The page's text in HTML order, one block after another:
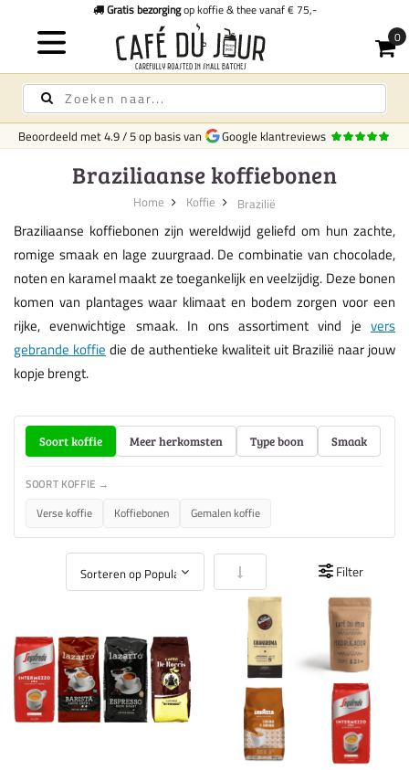
Gratis bezorgingop koffie & thee vanaf € 75,-
Beoordeeld met4.9/5op basis van Google klantreviews
Braziliaanse koffiebonen
Home Koffie Brazilië
Braziliaanse koffiebonen zijn wereldwijd geliefd om hun zachte,
romige smaak en lage zuurgraad. De combinatie van chocolade,
noten en karamel maakt ze toegankelijk en veelzijdig. Deze bonen
komen van plantages waar klimaat en bodem zorgen voor een
rijke, evenwichtige smaak. In ons assortiment vind je vers
gebrande koffie die de authentieke kwaliteit uit Brazilië naar jouw
kopje brengt.
Soort koffie Meer herkomsten Type boon Smaak
SOORT KOFFIE →
Verse koffie Koffiebonen Gemalen koffie
Van laag naar hoog sorteren
Filter